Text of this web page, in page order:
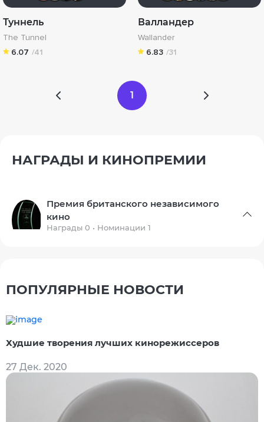
Туннель
The Tunnel
6.07 /41
Валландер
Wallander
6.83 /31
1
НАГРАДЫ И КИНОПРЕМИИ
Премия британского независимого
кино
Награды 0 • Номинации 1
ПОПУЛЯРНЫЕ НОВОСТИ
Худшие творения лучших кинорежиссеров
27 Дек. 2020